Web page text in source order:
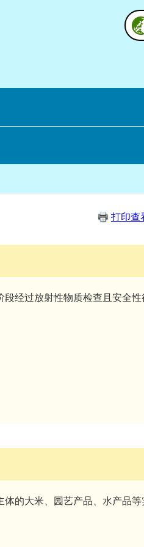
打印查
经过放射性物质检查且安全
的大米、园艺产品、水产品等